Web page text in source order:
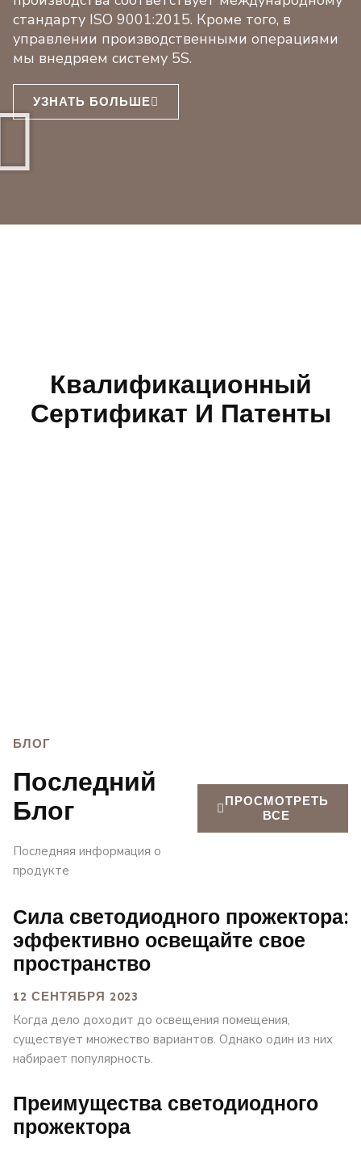
стандарту ISO 9001:2015. Кроме того, в
управлении производственными операциями
мы внедряем систему 5S.
УЗНАТЬ БОЛЬШЕ
Квалификационный
Сертификат И Патенты
БЛОГ
Последний
Блог
Последняя информация о
продукте
ПРОСМОТРЕТЬ
ВСЕ
Сила светодиодного прожектора:
эффективно освещайте свое
пространство
12 СЕНТЯБРЯ 2023
Когда дело доходит до освещения помещения,
существует множество вариантов. Однако один из них
набирает популярность.
Преимущества светодиодного
прожектора